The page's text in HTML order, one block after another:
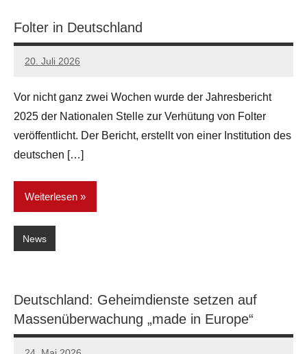
Folter in Deutschland
20. Juli 2026
network
Vor nicht ganz zwei Wochen wurde der Jahresbericht
2025 der Nationalen Stelle zur Verhütung von Folter
veröffentlicht. Der Bericht, erstellt von einer Institution des
deutschen […]
Weiterlesen
News
Deutschland: Geheimdienste setzen auf
Massenüberwachung „made in Europe“